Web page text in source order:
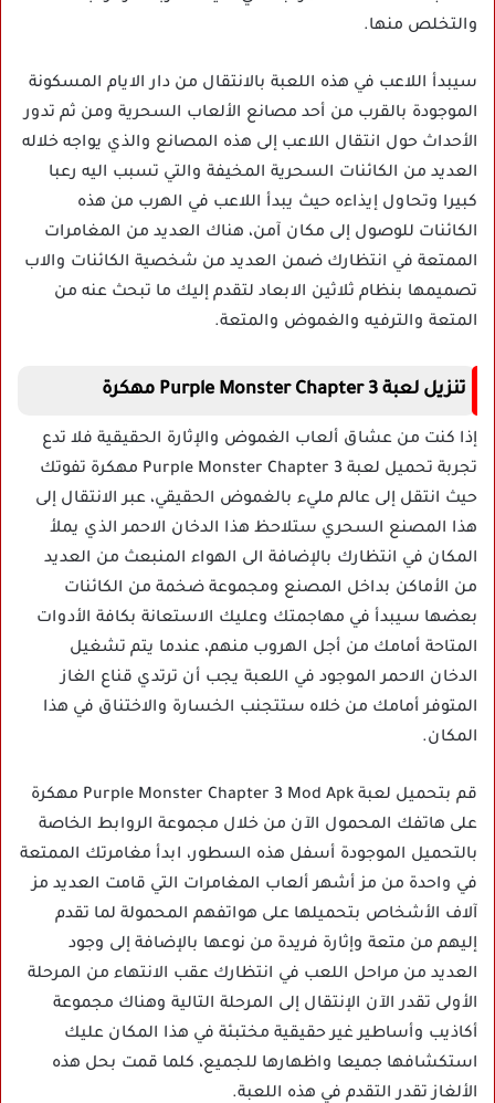
والتخلص منها.
سيبدأ اللاعب في هذه اللعبة بالانتقال من دار الايام المسكونة
الموجودة بالقرب من أحد مصانع الألعاب السحرية ومن ثم تدور
الأحداث حول انتقال اللاعب إلى هذه المصانع والذي يواجه خلاله
العديد من الكائنات السحرية المخيفة والتي تسبب اليه رعبا
كبيرا وتحاول إيذاءه حيث يبدأ اللاعب في الهرب من هذه
الكائنات للوصول إلى مكان آمن، هناك العديد من المغامرات
الممتعة في انتظارك ضمن العديد من شخصية الكائنات والاب
تصميمها بنظام ثلاثين الابعاد لتقدم إليك ما تبحث عنه من
المتعة والترفيه والغموض والمتعة.
تنزيل لعبة Purple Monster Chapter 3 مهكرة
إذا كنت من عشاق ألعاب الغموض والإثارة الحقيقية فلا تدع
تجربة تحميل لعبة Purple Monster Chapter 3 مهكرة تفوتك
حيث انتقل إلى عالم مليء بالغموض الحقيقي، عبر الانتقال إلى
هذا المصنع السحري ستلاحظ هذا الدخان الاحمر الذي يملأ
المكان في انتظارك بالإضافة الى الهواء المنبعث من العديد
من الأماكن بداخل المصنع ومجموعة ضخمة من الكائنات
بعضها سيبدأ في مهاجمتك وعليك الاستعانة بكافة الأدوات
المتاحة أمامك من أجل الهروب منهم، عندما يتم تشغيل
الدخان الاحمر الموجود في اللعبة يجب أن ترتدي قناع الغاز
المتوفر أمامك من خلاه ستتجنب الخسارة والاختناق في هذا
المكان.
قم بتحميل لعبة Purple Monster Chapter 3 Mod Apk مهكرة
على هاتفك المحمول الآن من خلال مجموعة الروابط الخاصة
بالتحميل الموجودة أسفل هذه السطور، ابدأ مغامرتك الممتعة
في واحدة من مز أشهر ألعاب المغامرات التي قامت العديد مز
آلاف الأشخاص بتحميلها على هواتفهم المحمولة لما تقدم
إليهم من متعة وإثارة فريدة من نوعها بالإضافة إلى وجود
العديد من مراحل اللعب في انتظارك عقب الانتهاء من المرحلة
الأولى تقدر الآن الإنتقال إلى المرحلة التالية وهناك مجموعة
أكاذيب وأساطير غير حقيقية مختبئة في هذا المكان عليك
استكشافها جميعا واظهارها للجميع، كلما قمت بحل هذه
الألغاز تقدر التقدم في هذه اللعبة.